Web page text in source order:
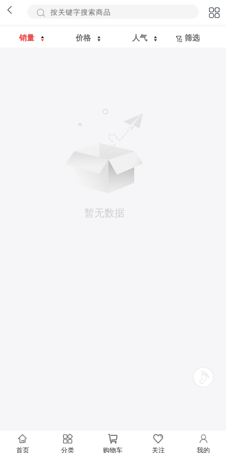
销量 价格 人气 筛选
暂无数据
首页 分类 购物车 关注 我的